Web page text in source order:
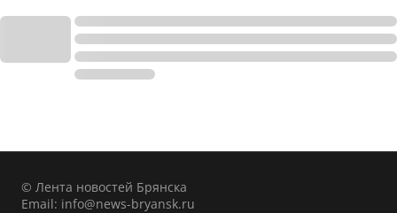
© Лента новостей Брянска
Email: info@news-bryansk.ru